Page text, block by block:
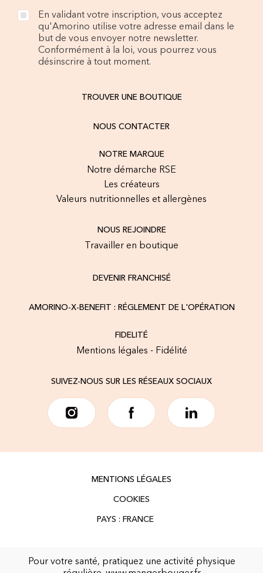
En validant votre inscription, vous acceptez
qu'Amorino utilise votre adresse email dans le
but de vous envoyer notre newsletter.
Conformément à la loi, vous pourrez vous
désinscrire à tout moment.
TROUVER UNE BOUTIQUE
NOUS CONTACTER
NOTRE MARQUE
Notre démarche RSE
Les créateurs
Valeurs nutritionnelles et allergènes
NOUS REJOINDRE
Travailler en boutique
DEVENIR FRANCHISÉ
AMORINO-X-BENEFIT : RÉGLEMENT DE L'OPÉRATION
FIDELITÉ
Mentions légales - Fidélité
SUIVEZ-NOUS SUR LES RÉSEAUX SOCIAUX
MENTIONS LÉGALES
COOKIES
Pour votre santé, pratiquez une activité physique